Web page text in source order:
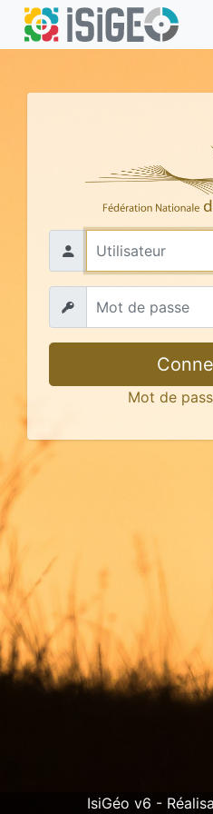
Mot de
IsiGéo v6 -